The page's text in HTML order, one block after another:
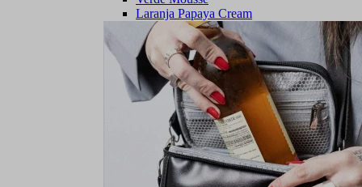
Laranja Papaya Cream